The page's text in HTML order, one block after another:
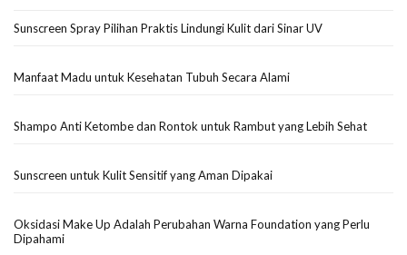
Sunscreen Spray Pilihan Praktis Lindungi Kulit dari Sinar UV
Manfaat Madu untuk Kesehatan Tubuh Secara Alami
Shampo Anti Ketombe dan Rontok untuk Rambut yang Lebih Sehat
Sunscreen untuk Kulit Sensitif yang Aman Dipakai
Oksidasi Make Up Adalah Perubahan Warna Foundation yang Perlu
Dipahami